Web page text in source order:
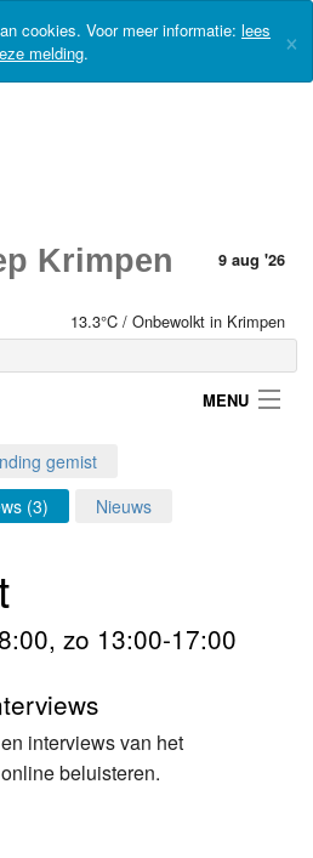
cookies. Voor meer informatie: lees
melding. ×
Krimpen 9 aug '26
13.3°C / Onbewolkt in Krimpen
MENU
gemist
(3)
Nieuws
zo 13:00-17:00
interviews van het
beluisteren.